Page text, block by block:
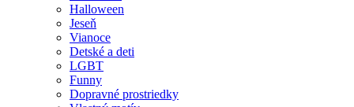
Halloween
Jeseň
Vianoce
Detské a deti
LGBT
Funny
Dopravné prostriedky